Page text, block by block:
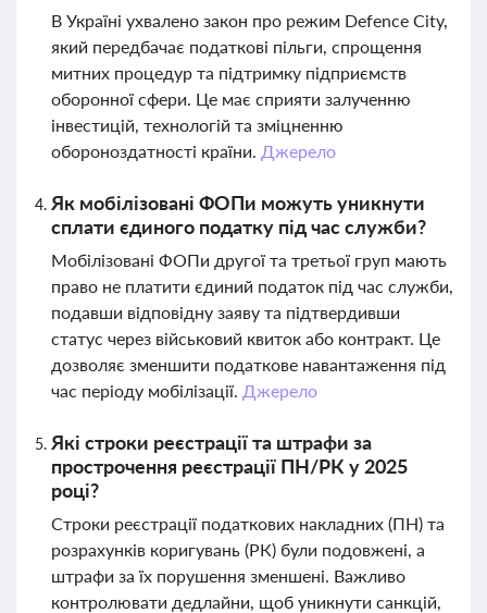
В Україні ухвалено закон про режим Defence City,
який передбачає податкові пільги, спрощення
митних процедур та підтримку підприємств
оборонної сфери. Це має сприяти залученню
інвестицій, технологій та зміцненню
обороноздатності країни. Джерело
Як мобілізовані ФОПи можуть уникнути
сплати єдиного податку під час служби?
Мобілізовані ФОПи другої та третьої груп мають
право не платити єдиний податок під час служби,
подавши відповідну заяву та підтвердивши
статус через військовий квиток або контракт. Це
дозволяє зменшити податкове навантаження під
час періоду мобілізації. Джерело
Які строки реєстрації та штрафи за
прострочення реєстрації ПН/РК у 2025
році?
Строки реєстрації податкових накладних (ПН) та
розрахунків коригувань (РК) були подовжені, а
штрафи за їх порушення зменшені. Важливо
контролювати дедлайни, щоб уникнути санкцій,